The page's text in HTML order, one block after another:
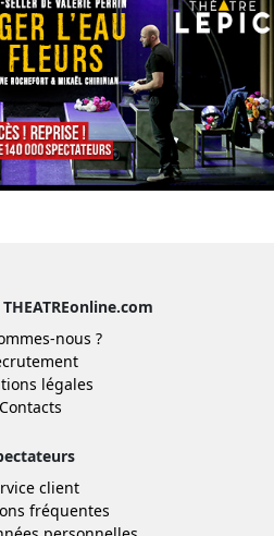
nous ?
légales
Contacts
client
fréquentes